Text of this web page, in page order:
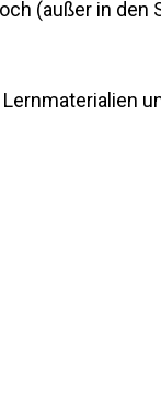
(außer in den